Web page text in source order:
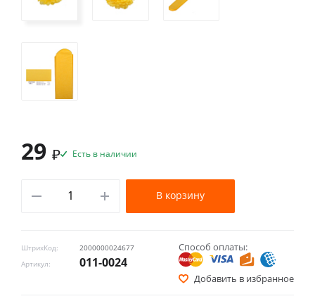
ШтрихКод:
2000000024677
Артикул:
011-0024
Способ оплаты:
Добавить в избранное
29 ₽ Есть в наличии
В корзину